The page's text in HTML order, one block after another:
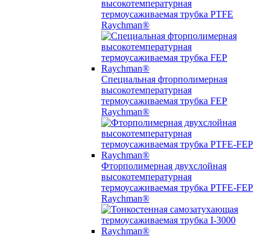
высокотемпературная
термоусаживаемая трубка PTFE
Raychman®
Специальная фторполимерная
высокотемпературная
термоусаживаемая трубка FEP
Raychman®
Фторполимерная двухслойная
высокотемпературная
термоусаживаемая трубка PTFE-FEP
Raychman®